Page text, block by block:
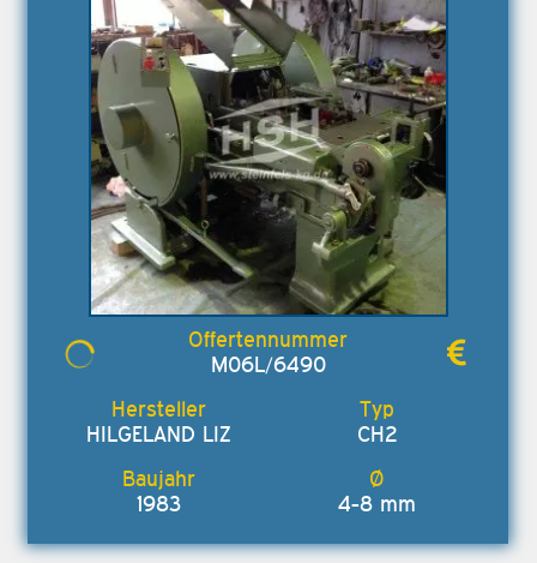
M06L/6490
HILGELAND LIZ CH2
1983 4-8 mm